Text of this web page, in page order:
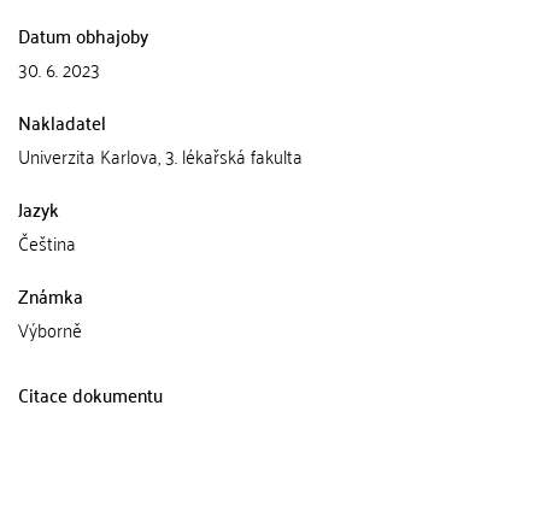
Datum obhajoby
30. 6. 2023
Nakladatel
Univerzita Karlova, 3. lékařská fakulta
Jazyk
Čeština
Známka
Výborně
Citace dokumentu